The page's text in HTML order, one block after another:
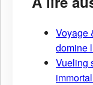
Voyage
domine
Vueling